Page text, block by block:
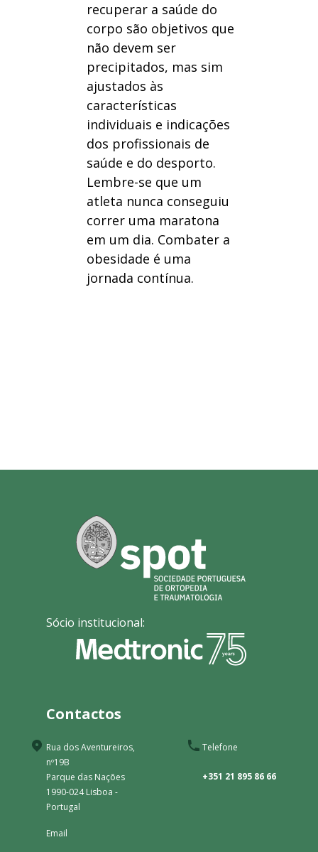
recuperar a saúde do
corpo são objetivos que
não devem ser
precipitados, mas sim
ajustados às
características
individuais e indicações
dos profissionais de
saúde e do desporto.
Lembre-se que um
atleta nunca conseguiu
correr uma maratona
em um dia. Combater a
obesidade é uma
jornada contínua.
Sócio institucional:
Contactos
Rua dos Aventureiros,
nº19B
Parque das Nações
1990-024 Lisboa -
Portugal
Telefone
+351 21 895 86 66
Email